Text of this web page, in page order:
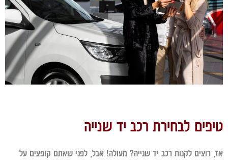
לבחירת רכב יד שנייה
רוצים לקנות רכב יד שנייה? מעולה! אבל, לפני שאתם קופצים על